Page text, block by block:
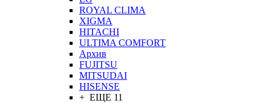
ROYAL CLIMA
XIGMA
HITACHI
ULTIMA COMFORT
Архив
FUJITSU
MITSUDAI
HISENSE
+ ЕЩЕ 11